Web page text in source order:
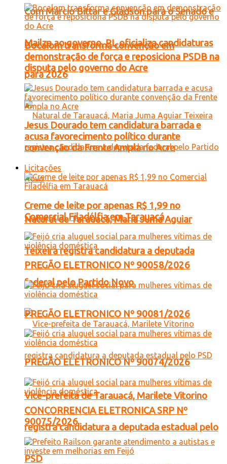
Com Márcio Bittar e Gladson para o Senado e
Mailza ao governo, PL oficializa candidaturas
para 2026
Natural de Tarauacá, Maria Juma Aguiar
Teixeira registra candidatura a deputada
federal pelo Partido Novo
Vice-prefeita de Tarauacá, Marilete Vitorino
registra candidatura a deputada estadual pelo
PSD
Bocalom transforma convenção em
demonstração de força e reposiciona PSDB na
disputa pelo governo do Acre
Jesus Dourado tem candidatura barrada e
acusa favorecimento político durante
convenção da Frente Ampla no Acre
Licitações
Creme de leite por apenas R$ 1,99 no
Comercial Filadélfia em Tarauacá
PREGÃO ELETRONICO Nº 90058/2026
PREGÃO ELETRONICO Nº 90081/2026
PREGÃO ELETRONICO Nº 90074/2026
CONCORRENCIA ELETRONICA SRP Nº
90075/2026